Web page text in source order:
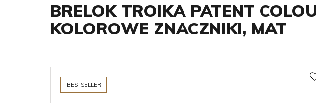
BRELOK TROIKA PATENT
KOLOROWE ZNACZNIKI, MAT